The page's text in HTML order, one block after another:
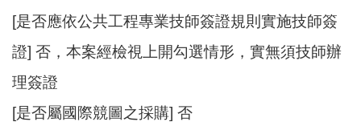
[是否應依公共工程專業技師簽證規則實施技師簽
證] 否，本案經檢視上開勾選情形，實無須技師辦
理簽證
[是否屬國際競圖之採購] 否